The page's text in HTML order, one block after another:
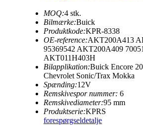
MOQ:4 stk.
Bilmærke:Buick
Produktkode:KPR-8338
OE-reference:AKT200A413
95369542 AKT200A409
AKT011H403H
Bilapplikation:Buick Encore
Chevrolet Sonic/Trax Mokka
Spænding:12V
Remskivespor nummer: 6
Remskivediameter:95 mm
Produktserie:KPRS
forespørgseldetalje